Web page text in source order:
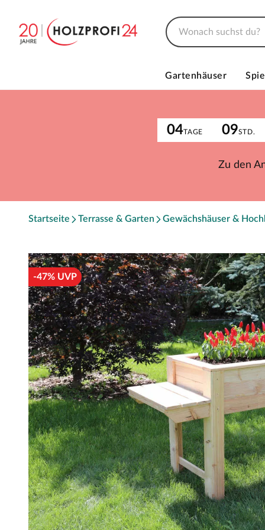
Gartenhäuser
04TAGE 09STD.
Zu den
Startseite Terrasse & Garten Gewächshäuser &
-47% UVP